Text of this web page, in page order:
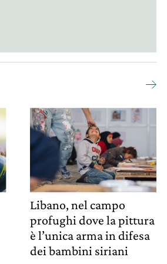
Libano, nel campo
profughi dove la pittura
è l’unica arma in difesa
dei bambini siriani